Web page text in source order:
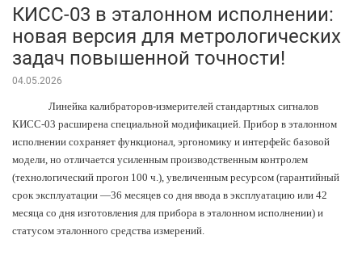
КИСС-03 в эталонном исполнении:
новая версия для метрологических
задач повышенной точности!
04.05.2026
Линейка калибраторов-измерителей стандартных сигналов
КИСС-03 расширена специальной модификацией. Прибор в эталонном
исполнении сохраняет функционал, эргономику и интерфейс базовой
модели, но отличается усиленным производственным контролем
(технологический прогон 100 ч.), увеличенным ресурсом (гарантийный
срок эксплуатации —36 месяцев со дня ввода в эксплуатацию или 42
месяца со дня изготовления для прибора в эталонном исполнении) и
статусом эталонного средства измерений.